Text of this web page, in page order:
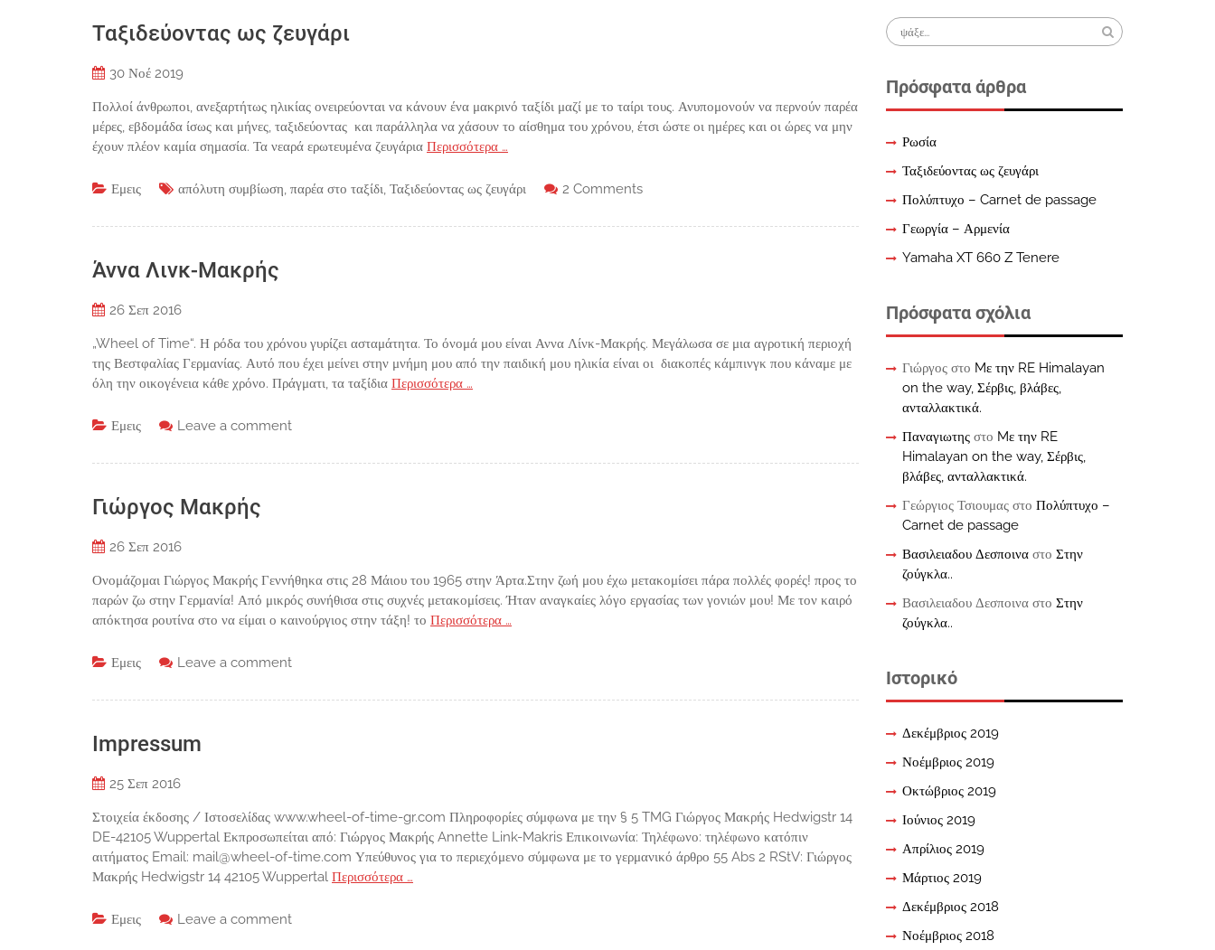
Ταξιδεύοντας ως ζευγάρι
30 Νοέ 2019
Πολλοί άνθρωποι, ανεξαρτήτως ηλικίας ονειρεύονται να κάνουν ένα μακρινό ταξίδι μαζί με το ταίρι τους. Ανυπομονούν να περνούν παρέα
μέρες, εβδομάδα ίσως και μήνες, ταξιδεύοντας και παράλληλα να χάσουν το αίσθημα του χρόνου, έτσι ώστε οι ημέρες και οι ώρες να μην
έχουν πλέον καμία σημασία. Τα νεαρά ερωτευμένα ζευγάρια Περισσότερα …
Εμεις απόλυτη συμβίωση, παρέα στο ταξίδι, Ταξιδεύοντας ως ζευγάρι 2 Comments
Άννα Λινκ-Μακρής
26 Σεπ 2016
„Wheel of Time“. Η ρόδα του χρόνου γυρίζει ασταμάτητα. Το όνομά μου είναι Αννα Λίνκ-Μακρής. Μεγάλωσα σε μια αγροτική περιοχή
της Βεστφαλίας Γερμανίας. Αυτό που έχει μείνει στην μνήμη μου από την παιδική μου ηλικία είναι οι διακοπές κάμπινγκ που κάναμε με
όλη την οικογένεια κάθε χρόνο. Πράγματι, τα ταξίδια Περισσότερα …
Εμεις Leave a comment
Γιώργος Μακρής
26 Σεπ 2016
Ονομάζομαι Γιώργος Μακρής Γεννήθηκα στις 28 Μάιου του 1965 στην Άρτα.Στην ζωή μου έχω μετακομίσει πάρα πολλές φορές! προς το
παρών ζω στην Γερμανία! Από μικρός συνήθισα στις συχνές μετακομίσεις. Ήταν αναγκαίες λόγο εργασίας των γονιών μου! Με τον καιρό
απόκτησα ρουτίνα στο να είμαι ο καινούργιος στην τάξη! το Περισσότερα …
Εμεις Leave a comment
Impressum
25 Σεπ 2016
Στοιχεία έκδοσης / Ιστοσελίδας www.wheel-of-time-gr.com Πληροφορίες σύμφωνα με την § 5 TMG Γιώργος Μακρής Hedwigstr 14
DE-42105 Wuppertal Εκπροσωπείται από: Γιώργος Μακρής Annette Link-Makris Επικοινωνία: Τηλέφωνο: τηλέφωνο κατόπιν
αιτήματος Email: mail@wheel-of-time.com Υπεύθυνος για το περιεχόμενο σύμφωνα με το γερμανικό άρθρο 55 Abs 2 RStV: Γιώργος
Μακρής Hedwigstr 14 42105 Wuppertal Περισσότερα …
Εμεις Leave a comment
Search
for:
Πρόσφατα άρθρα
Ρωσία
Ταξιδεύοντας ως ζευγάρι
Πολύπτυχο – Carnet de passage
Γεωργία – Αρμενία
Yamaha XT 660 Z Tenere
Πρόσφατα σχόλια
Γιώργοςστο Mε την RE Himalayan
on the way, Σέρβις, βλάβες,
ανταλλακτικά.
Παναγιωτηςστο Mε την RE
Himalayan on the way, Σέρβις,
βλάβες, ανταλλακτικά.
Γεώργιος Τσιουμαςστο Πολύπτυχο –
Carnet de passage
Βασιλειαδου Δεσποιναστο Στην
ζούγκλα..
Βασιλειαδου Δεσποιναστο Στην
ζούγκλα..
Ιστορικό
Δεκέμβριος 2019
Νοέμβριος 2019
Οκτώβριος 2019
Ιούνιος 2019
Απρίλιος 2019
Μάρτιος 2019
Δεκέμβριος 2018
Νοέμβριος 2018